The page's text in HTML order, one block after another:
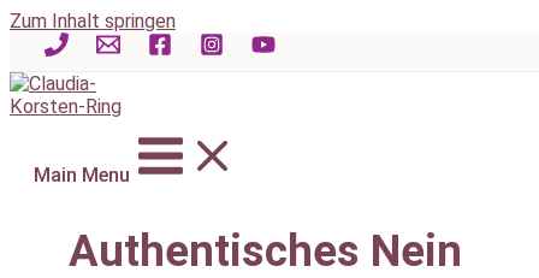
Zum Inhalt springen
Main Menu
Authentisches Nein